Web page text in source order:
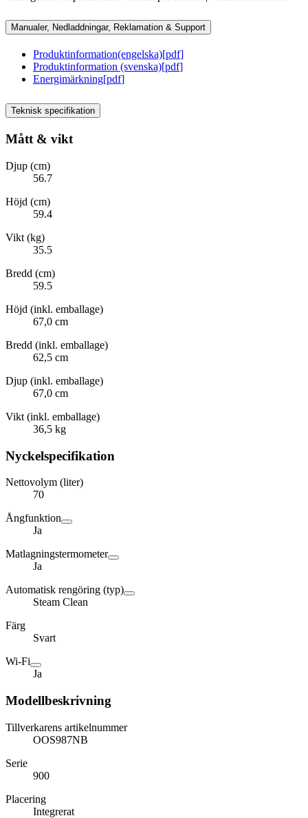
Manualer, Nedladdningar, Reklamation & Support
Produktinformation(engelska)[pdf]
Produktinformation (svenska)[pdf]
Energimärkning[pdf]
Teknisk specifikation
Mått & vikt
Djup (cm)
56.7
Höjd (cm)
59.4
Vikt (kg)
35.5
Bredd (cm)
59.5
Höjd (inkl. emballage)
67,0 cm
Bredd (inkl. emballage)
62,5 cm
Djup (inkl. emballage)
67,0 cm
Vikt (inkl. emballage)
36,5 kg
Nyckelspecifikation
Nettovolym (liter)
70
Ångfunktion
Ja
Matlagningstermometer
Ja
Automatisk rengöring (typ)
Steam Clean
Färg
Svart
Wi-Fi
Ja
Modellbeskrivning
Tillverkarens artikelnummer
OOS987NB
Serie
900
Placering
Integrerat